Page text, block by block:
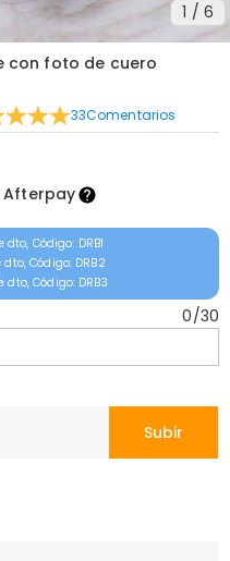
1 / 6
con foto de cuero
33Comentarios
Afterpay
dto, Código: DRB1
dto, Código: DRB2
dto, Código: DRB3
0/30
Subir